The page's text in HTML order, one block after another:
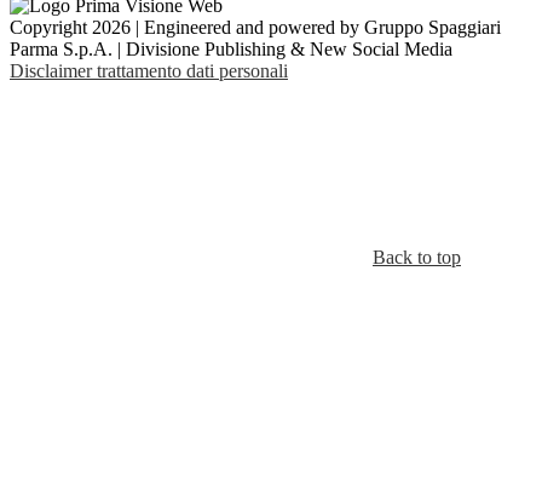
Copyright 2026 | Engineered and powered by Gruppo Spaggiari
Parma S.p.A. | Divisione Publishing & New Social Media
Disclaimer trattamento dati personali
Back to top